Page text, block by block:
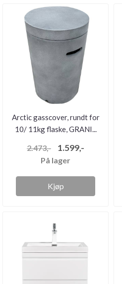
Arctic gasscover, rundt for
10/ 11kg flaske, GRANI...
2.473,- 1.599,-
På lager
Kjøp